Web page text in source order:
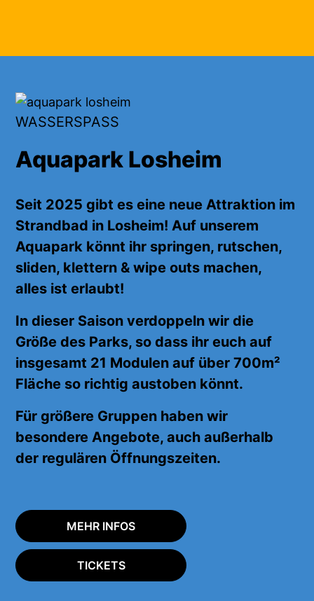
WASSERSPASS
Aquapark Losheim
Seit 2025 gibt es eine neue Attraktion im
Strandbad in Losheim! Auf unserem
Aquapark könnt ihr springen, rutschen,
sliden, klettern & wipe outs machen,
alles ist erlaubt!
In dieser Saison verdoppeln wir die
Größe des Parks, so dass ihr euch auf
insgesamt 21 Modulen auf über 700m²
Fläche so richtigaustoben könnt.
Für größere Gruppen haben wir
besondere Angebote, auch außerhalb
der regulären Öffnungszeiten.
MEHR INFOS
TICKETS